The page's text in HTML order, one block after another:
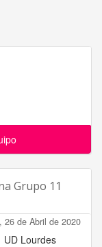
Grupo 11
26 de Abril de 2020
UD Lourdes